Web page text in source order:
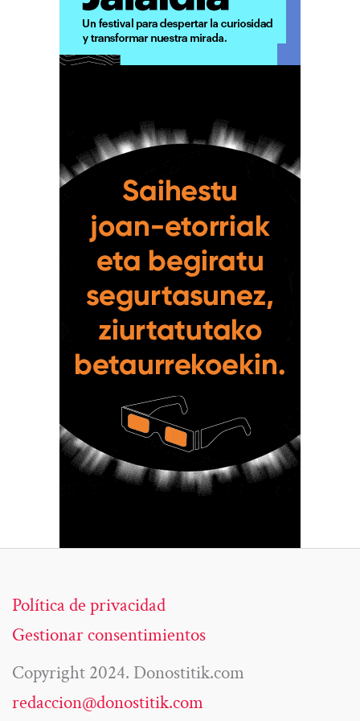
Política de privacidad
Gestionar consentimientos
Copyright 2024. Donostitik.com
redaccion@donostitik.com